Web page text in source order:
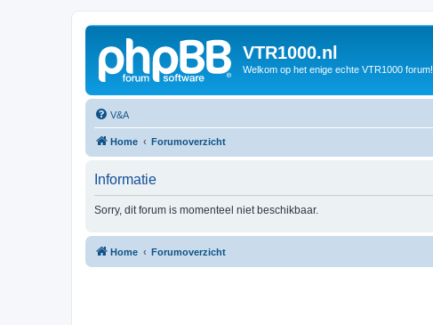
VTR1000.nl
Welkom op het enige echte VTR1000 forum!
V&A
Home Forumoverzicht
Informatie
Sorry, dit forum is momenteel niet beschikbaar.
Home Forumoverzicht